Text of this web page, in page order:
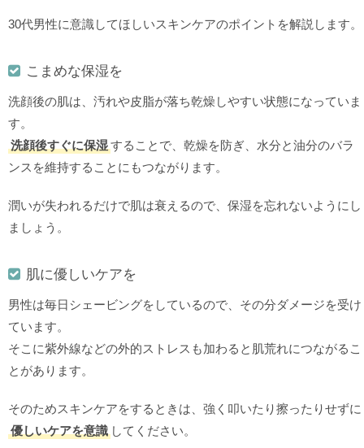
30代男性に意識してほしいスキンケアのポイントを解説します。
こまめな保湿を
洗顔後の肌は、汚れや皮脂が落ち乾燥しやすい状態になっていま
す。
洗顔後すぐに保湿することで、乾燥を防ぎ、水分と油分のバラ
ンスを維持することにもつながります。
潤いが失われるだけで肌は衰えるので、保湿を忘れないようにし
ましょう。
肌に優しいケアを
男性は毎日シェービングをしているので、その分ダメージを受け
ています。
そこに紫外線などの外的ストレスも加わると肌荒れにつながるこ
とがあります。
そのためスキンケアをするときは、強く叩いたり擦ったりせずに
優しいケアを意識 してください。